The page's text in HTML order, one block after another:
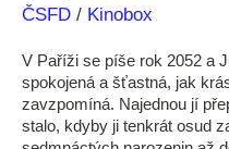
ČSFD / Kinobox
V Paříži se píše rok 2052 a
spokojená a šťastná, jak
zavzpomíná. Najednou jí
stalo, kdyby ji tenkrát osud